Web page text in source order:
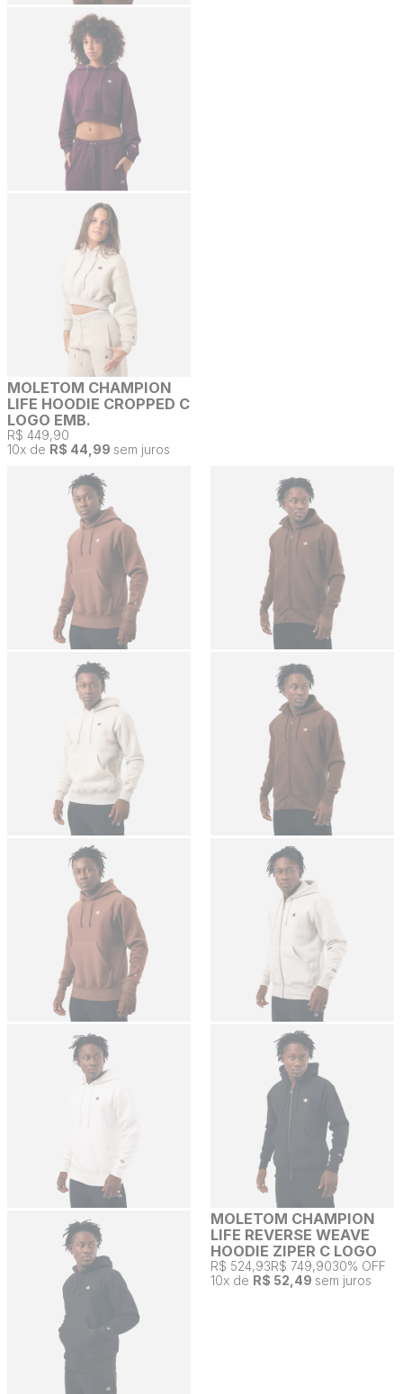
MOLETOM CHAMPION
LIFE HOODIE CROPPED C
LOGO EMB.
R$ 449,90
10x de R$ 44,99 sem juros
MOLETOM CHAMPION
LIFE REVERSE WEAVE
HOODIE ZIPER C LOGO
R$ 524,93R$ 749,9030% OFF
10x de R$ 52,49 sem juros